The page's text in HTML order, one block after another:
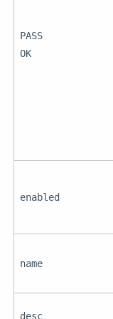
PASS
OK
enabled
name
desc